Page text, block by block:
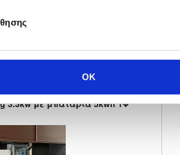
OK
3.3kw με μπαταρία 5kwh 1Φ